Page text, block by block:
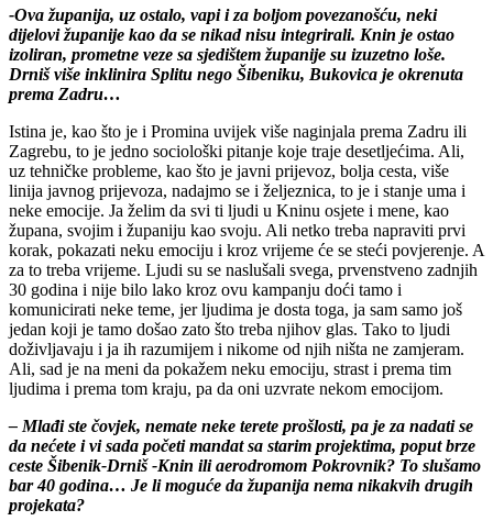
-Ova županija, uz ostalo, vapi i za boljom povezanošću, neki
dijelovi županije kao da se nikad nisu integrirali. Knin je ostao
izoliran, prometne veze sa sjedištem županije su izuzetno loše.
Drniš više inklinira Splitu nego Šibeniku, Bukovica je okrenuta
prema Zadru…
Istina je, kao što je i Promina uvijek više naginjala prema Zadru ili
Zagrebu, to je jedno sociološki pitanje koje traje desetljećima. Ali,
uz tehničke probleme, kao što je javni prijevoz, bolja cesta, više
linija javnog prijevoza, nadajmo se i željeznica, to je i stanje uma i
neke emocije. Ja želim da svi ti ljudi u Kninu osjete i mene, kao
župana, svojim i županiju kao svoju. Ali netko treba napraviti prvi
korak, pokazati neku emociju i kroz vrijeme će se steći povjerenje. A
za to treba vrijeme. Ljudi su se naslušali svega, prvenstveno zadnjih
30 godina i nije bilo lako kroz ovu kampanju doći tamo i
komunicirati neke teme, jer ljudima je dosta toga, ja sam samo još
jedan koji je tamo došao zato što treba njihov glas. Tako to ljudi
doživljavaju i ja ih razumijem i nikome od njih ništa ne zamjeram.
Ali, sad je na meni da pokažem neku emociju, strast i prema tim
ljudima i prema tom kraju, pa da oni uzvrate nekom emocijom.
– Mlađi ste čovjek, nemate neke terete prošlosti, pa je za nadati se
da nećete i vi sada početi mandat sa starim projektima, poput brze
ceste Šibenik-Drniš -Knin ili aerodromom Pokrovnik? To slušamo
bar 40 godina… Je li moguće da županija nema nikakvih drugih
projekata?